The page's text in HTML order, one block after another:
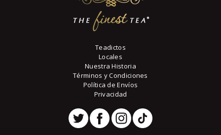
Teadictos
Locales
Nuestra Historia
Términos y Condiciones
Política de Envíos
Privacidad